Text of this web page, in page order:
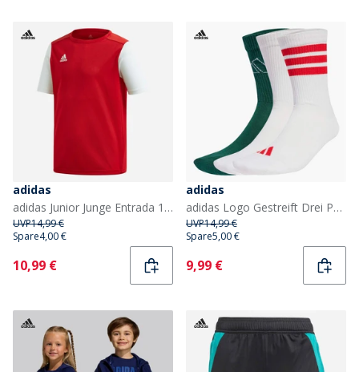
adidas
adidas Junior Junge Entrada 19 T Shirt Power Red
UVP14,99 €
Spare4,00 €
Current
10,99 €
adidas
adidas Logo Gestreift Drei Pack Crew Socken Weiß/Weiss/Powder Plum
UVP14,99 €
Spare5,00 €
Current
9,99 €